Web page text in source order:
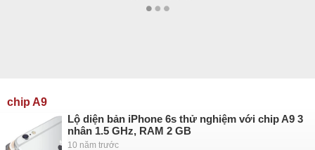
chip A9
Lộ diện bản iPhone 6s thử nghiệm với chip A9 3
nhân 1.5 GHz, RAM 2 GB
10 năm trước